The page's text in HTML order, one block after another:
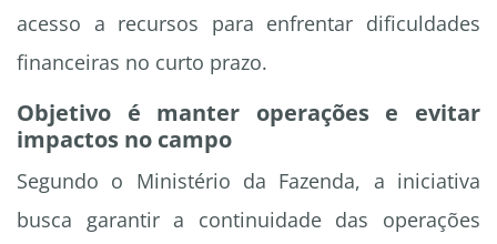
acesso a recursos para enfrentar dificuldades
financeiras no curto prazo.
Objetivo é manter operações e evitar
impactos no campo
Segundo o Ministério da Fazenda, a iniciativa
busca garantir a continuidade das operações